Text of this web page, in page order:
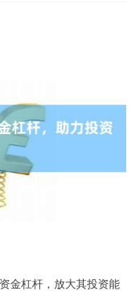
金杠杆，放大其投资能